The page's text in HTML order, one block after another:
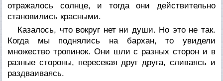
отражалось солнце, и тогда они действительно
становились красными.
Казалось, что вокруг нет ни души. Но это не так.
Когда мы поднялись на бархан, то увидели
множество тропинок. Они шли с разных сторон и в
разные стороны, пересекая друг друга, сливаясь и
раздваиваясь.